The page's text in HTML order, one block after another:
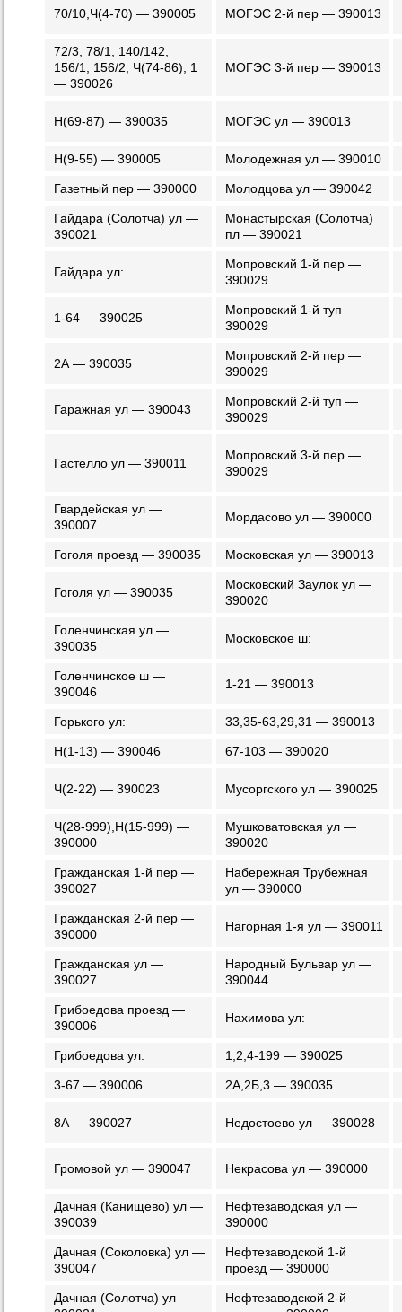
70/10,Ч(4-70) — 390005 МОГЭС 2-й пер — 390013
72/3, 78/1, 140/142,
156/1, 156/2, Ч(74-86), 1
— 390026
МОГЭС 3-й пер — 390013
Н(69-87) — 390035 МОГЭС ул — 390013
Н(9-55) — 390005 Молодежная ул — 390010
Газетный пер — 390000 Молодцова ул — 390042
Гайдара (Солотча) ул —
390021
Монастырская (Солотча)
пл — 390021
Гайдара ул:
Мопровский 1-й пер —
390029
1-64 — 390025
Мопровский 1-й туп —
390029
2А — 390035
Мопровский 2-й пер —
390029
Гаражная ул — 390043
Мопровский 2-й туп —
390029
Гастелло ул — 390011
Мопровский 3-й пер —
390029
Гвардейская ул —
390007
Мордасово ул — 390000
Гоголя проезд — 390035 Московская ул — 390013
Гоголя ул — 390035
Московский Заулок ул —
390020
Голенчинская ул —
390035
Московское ш:
Голенчинское ш —
390046
1-21 — 390013
Горького ул: 33,35-63,29,31 — 390013
Н(1-13) — 390046 67-103 — 390020
Ч(2-22) — 390023 Мусоргского ул — 390025
Ч(28-999),Н(15-999) —
390000
Мушковатовская ул —
390020
Гражданская 1-й пер —
390027
Набережная Трубежная
ул — 390000
Гражданская 2-й пер —
390000
Нагорная 1-я ул — 390011
Гражданская ул —
390027
Народный Бульвар ул —
390044
Грибоедова проезд —
390006
Нахимова ул:
Грибоедова ул: 1,2,4-199 — 390025
3-67 — 390006 2А,2Б,3 — 390035
8А — 390027 Недостоево ул — 390028
Громовой ул — 390047 Некрасова ул — 390000
Дачная (Канищево) ул —
390039
Нефтезаводская ул —
390000
Дачная (Соколовка) ул —
390047
Нефтезаводской 1-й
проезд — 390000
Дачная (Солотча) ул —
Нефтезаводской 2-й